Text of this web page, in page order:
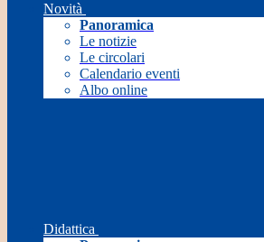
Novità
Panoramica
Le notizie
Le circolari
Calendario eventi
Albo online
Didattica